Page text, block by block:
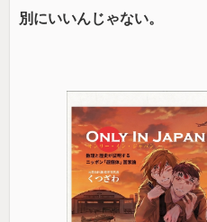
別にいいんじゃない。